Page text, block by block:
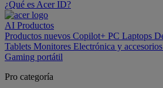
¿Qué es Acer ID?
AI Productos
Productos nuevos Copilot+ PC Laptops
Tablets Monitores Electrónica y accesorios
Gaming portátil
Pro categoría